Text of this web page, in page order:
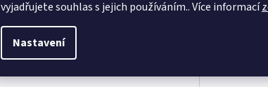
vyjadřujete souhlas s jejich používáním.. Více informací
Nastavení